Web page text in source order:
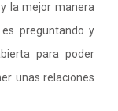
la mejor manera
preguntando y
para poder
unas relaciones